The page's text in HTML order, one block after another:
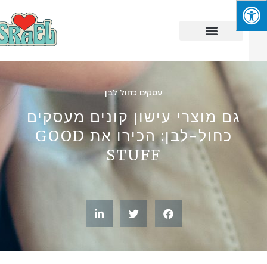
עסקים כחול לבן
גם מוצרי עישון קונים מעסקים
כחול-לבן: הכירו את GOOD
STUFF